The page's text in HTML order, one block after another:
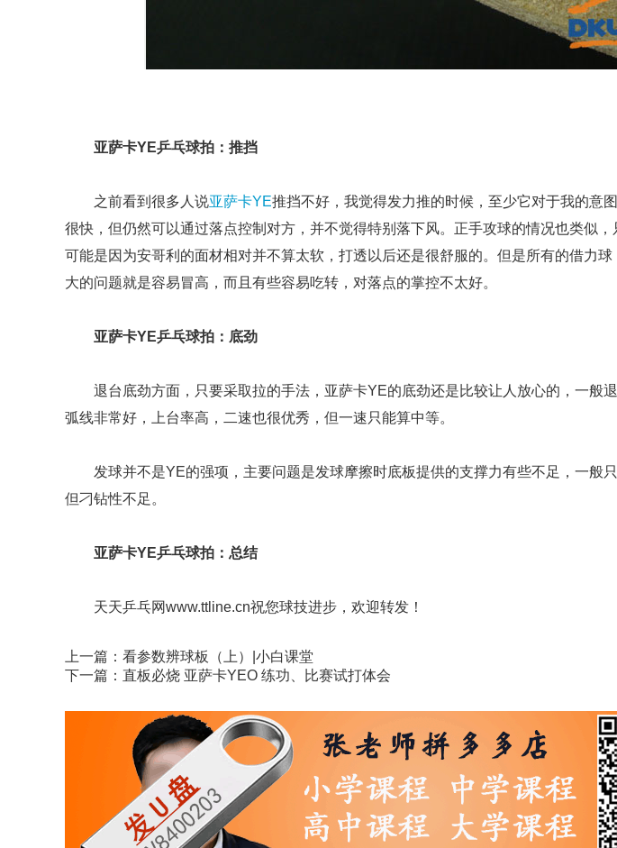
亚萨卡YE乒乓球拍：推挡
之前看到很多人说亚萨卡YE推挡不好，我觉得发力推的时候，至少它对于我的意
很快，但仍然可以通过落点控制对方，并不觉得特别落下风。正手攻球的情况也类似，
可能是因为安哥利的面材相对并不算太软，打透以后还是很舒服的。但是所有的借力
大的问题就是容易冒高，而且有些容易吃转，对落点的掌控不太好。
亚萨卡YE乒乓球拍：底劲
退台底劲方面，只要采取拉的手法，亚萨卡YE的底劲还是比较让人放心的，一般
弧线非常好，上台率高，二速也很优秀，但一速只能算中等。
发球并不是YE的强项，主要问题是发球摩擦时底板提供的支撑力有些不足，一般
但刁钻性不足。
亚萨卡YE乒乓球拍：总结
天天乒乓网www.ttline.cn祝您球技进步，欢迎转发！
上一篇： 看参数辨球板（上）|小白课堂
下一篇： 直板必烧 亚萨卡YEO 练功、比赛试打体会